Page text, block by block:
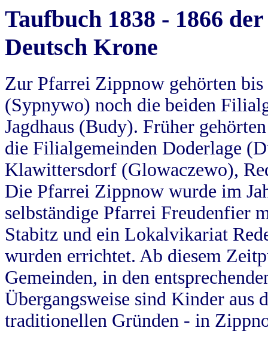
Taufbuch 1838 - 1866
Deutsch Krone
Zur Pfarrei Zippnow gehörten
(Sypnywo) noch die beiden
Jagdhaus (Budy). Früher
die Filialgemeinden Doderlage
Klawittersdorf (Glowaczewo),
Die Pfarrei Zippnow wurde im
selbständige Pfarrei Freudenfier
Stabitz und ein Lokalvikariat
wurden errichtet. Ab diesem
Gemeinden, in den
Übergangsweise sind Kinder aus
traditionellen Gründen - in